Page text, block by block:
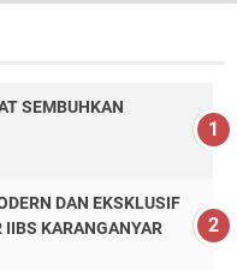
SEMBUHKAN
DAN EKSKLUSIF
IIBS KARANGANYAR